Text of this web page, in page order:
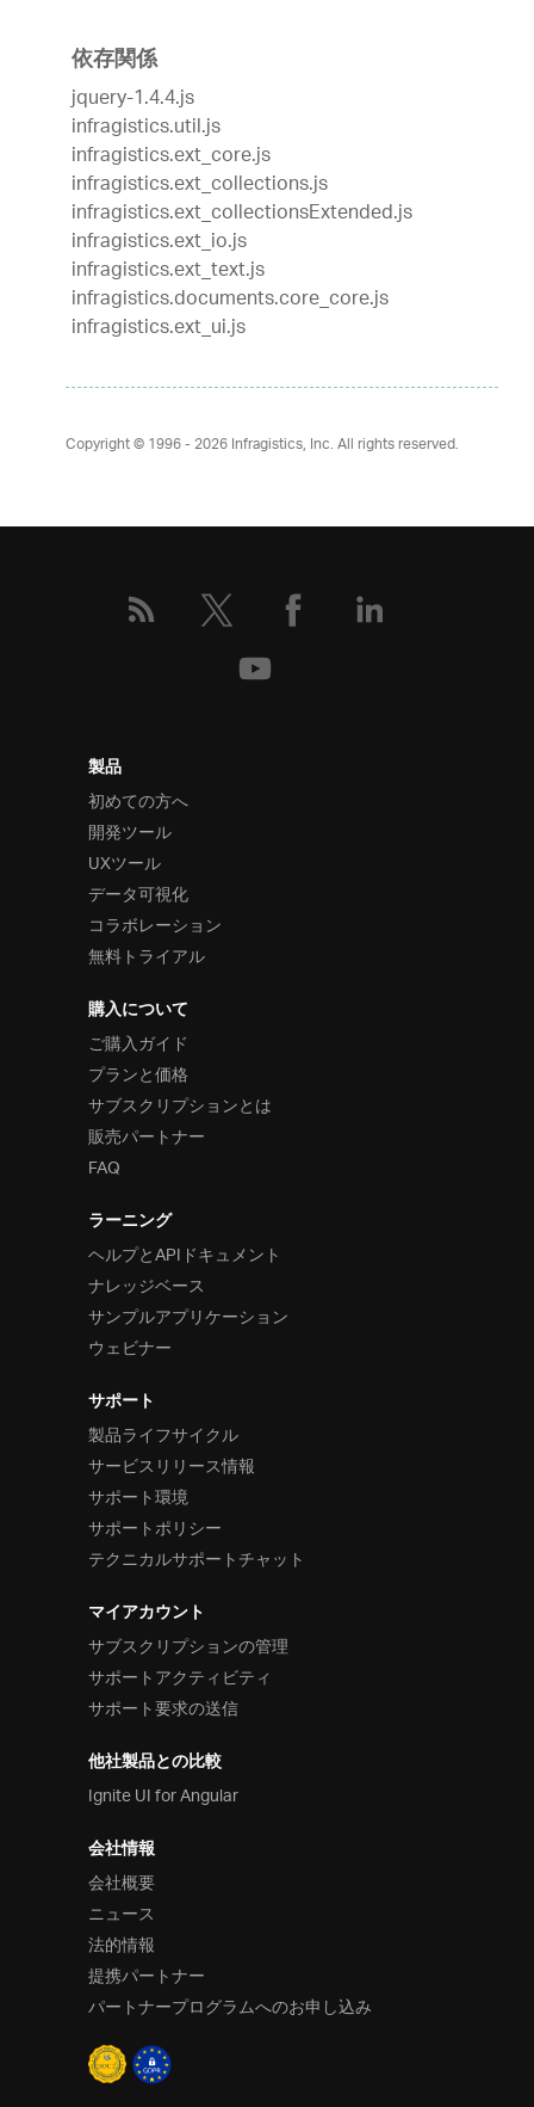
依存関係
jquery-1.4.4.js
infragistics.util.js
infragistics.ext_core.js
infragistics.ext_collections.js
infragistics.ext_collectionsExtended.js
infragistics.ext_io.js
infragistics.ext_text.js
infragistics.documents.core_core.js
infragistics.ext_ui.js
Copyright © 1996 - 2026Infragistics, Inc. All rights reserved.
製品
初めての方へ
開発ツール
UXツール
データ可視化
コラボレーション
無料トライアル
購入について
ご購入ガイド
プランと価格
サブスクリプションとは
販売パートナー
FAQ
ラーニング
ヘルプとAPIドキュメント
ナレッジベース
サンプルアプリケーション
ウェビナー
サポート
製品ライフサイクル
サービスリリース情報
サポート環境
サポートポリシー
テクニカルサポートチャット
マイアカウント
サブスクリプションの管理
サポートアクティビティ
サポート要求の送信
他社製品との比較
Ignite UI for Angular
会社情報
会社概要
ニュース
法的情報
提携パートナー
パートナープログラムへのお申し込み